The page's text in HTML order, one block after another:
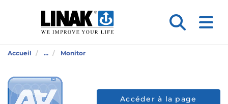
Accueil ... Monitor
Accéder à la page